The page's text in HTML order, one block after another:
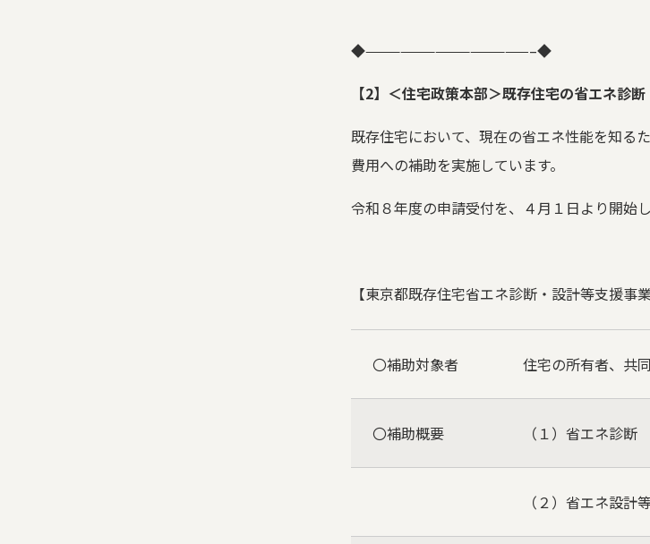
◆——————————————–◆
【2】＜住宅政策本部＞既存住宅の省エネ診
既存住宅において、現在の省エネ性能を知る
費用への補助を実施しています。
令和８年度の申請受付を、４月１日より開始
【東京都既存住宅省エネ診断・設計等支援事業
〇補助対象者 住宅の所有者、共
〇補助概要 （１）省エネ診
（２）省エネ設